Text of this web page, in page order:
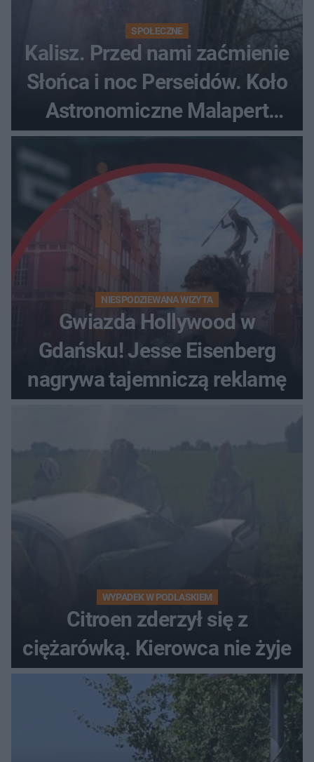
SPOŁECZNE
Kalisz. Przed nami zaćmienie
Słońca i noc Perseidów. Koło
Astronomiczne Malapert
zaprasza na wspólne
obserwacje
NIESPODZIEWANA WIZYTA
Gwiazda Hollywood w
Gdańsku! Jesse Eisenberg
nagrywa tajemniczą reklamę
WYPADEK W PODLASKIEM
Citroen zderzył się z
ciężarówką. Kierowca nie żyje